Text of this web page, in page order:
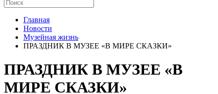
Главная
Новости
Музейная жизнь
ПРАЗДНИК В МУЗЕЕ «В МИРЕ СКАЗКИ»
ПРАЗДНИК В МУЗЕЕ «В
МИРЕ СКАЗКИ»